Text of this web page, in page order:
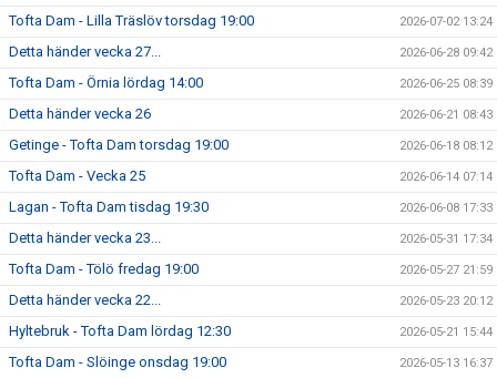
Tofta Dam - Lilla Träslöv torsdag 19:00 2026-07-02 13:24
Detta händer vecka 27... 2026-06-28 09:42
Tofta Dam - Örnia lördag 14:00 2026-06-25 08:39
Detta händer vecka 26 2026-06-21 08:43
Getinge - Tofta Dam torsdag 19:00 2026-06-18 08:12
Tofta Dam - Vecka 25 2026-06-14 07:14
Lagan - Tofta Dam tisdag 19:30 2026-06-08 17:33
Detta händer vecka 23... 2026-05-31 17:34
Tofta Dam - Tölö fredag 19:00 2026-05-27 21:59
Detta händer vecka 22... 2026-05-23 20:12
Hyltebruk - Tofta Dam lördag 12:30 2026-05-21 15:44
Tofta Dam - Slöinge onsdag 19:00 2026-05-13 16:37